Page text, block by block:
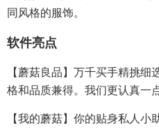
同风格的服饰。
软件亮点
【蘑菇良品】万千买手精挑
格和品质兼得。我们更认真一
【我的蘑菇】你的贴身私人